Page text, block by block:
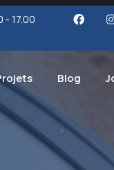
- 17.00
Blog